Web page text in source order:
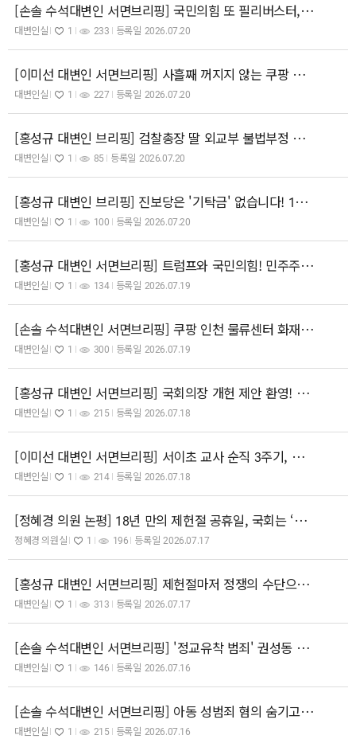
[손솔 수석대변인 서면브리핑] 국민의힘 또 필리버스터, ‘제발 이쯤에서 덮자’는 절규인가.
대변인실 1 233 등록일 2026.07.20
​[이미선 대변인 서면브리핑] 사흘째 꺼지지 않는 쿠팡 물류센터 화재, 쿠팡은 노동자 안전보다 로켓배송이 먼저인가
대변인실 1 227 등록일 2026.07.20
[홍성규 대변인 브리핑] 검찰총장 딸 외교부 불법부정 채용이 담당직원 3명만의 범죄였다? 도대체 누가 믿겠나!
대변인실 1 85 등록일 2026.07.20
[홍성규 대변인 브리핑] 진보당은 '기탁금' 없습니다! 1억원 있어야 가능한 정치구조! 이참에 확 바꿉시다!
대변인실 1 100 등록일 2026.07.20
[홍성규 대변인 서면브리핑] 트럼프와 국민의힘! 민주주의 갉아먹고 파괴하는 부정선거 음모론! 단호히 대처해야!
대변인실 1 134 등록일 2026.07.19
[손솔 수석대변인 서면브리핑] 쿠팡 인천 물류센터 화재, 신속한 진화와 소방대원의 안전을 기원합니다.
대변인실 1 300 등록일 2026.07.19
[홍성규 대변인 서면브리핑] 국회의장 개헌 제안 환영! 국민의힘, 어줍잖은 말장난 그만두고 즉각 적극 동참해야!
대변인실 1 215 등록일 2026.07.18
[이미선 대변인 서면브리핑] 서이초 교사 순직 3주기, 진정한 '참교육'이 가능한 교육공동체를 만들어야 합니다.
대변인실 1 214 등록일 2026.07.18
[정혜경 의원 논평] 18년 만의 제헌절 공휴일, 국회는 ‘기후헌법’의 책임을 다하라
정혜경 의원실 1 196 등록일 2026.07.17
[홍성규 대변인 서면브리핑] 제헌절마저 정쟁의 수단으로 삼으며 올공으로 내뺀 장동혁! 헌법정신 짓밟았던 내란본당의 대표답다!
대변인실 1 313 등록일 2026.07.17
[손솔 수석대변인 서면브리핑] '정교유착 범죄' 권성동 의원직 상실, 사필귀정입니다.
대변인실 1 146 등록일 2026.07.16
[손솔 수석대변인 서면브리핑] 아동 성범죄 혐의 숨기고 당선된 국힘 청주시의원, 즉각 사퇴하고 사법당국은 엄벌하라.
대변인실 1 215 등록일 2026.07.16